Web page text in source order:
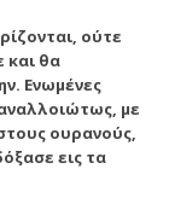
ούτε
και θα
Ενωμένες
με
ουρανούς,
εις τα